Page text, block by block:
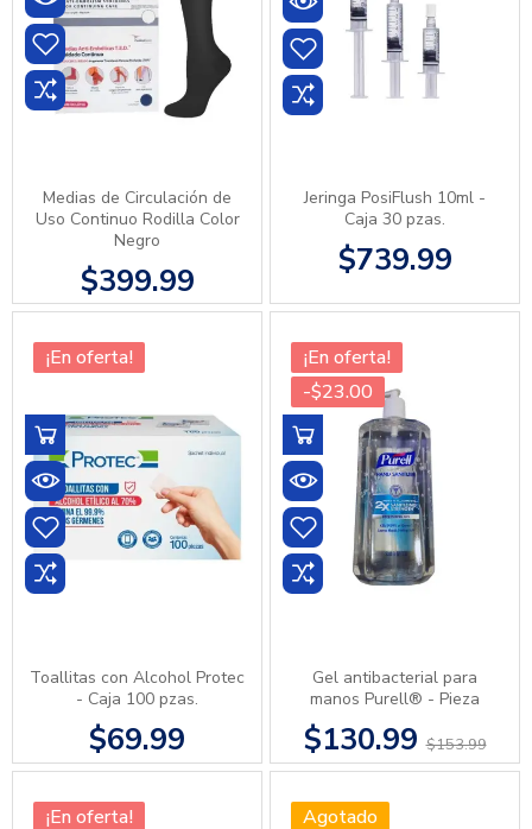
Medias de Circulación de
Uso Continuo Rodilla Color
Negro
$399.99
Jeringa PosiFlush 10ml -
Caja 30 pzas.
$739.99
¡En oferta!
Toallitas con Alcohol Protec
- Caja 100 pzas.
$69.99
¡En oferta!
-$23.00
Gel antibacterial para
manos Purell® - Pieza
$130.99$153.99
¡En oferta! Agotado